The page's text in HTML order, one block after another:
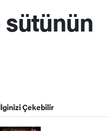
sütünün
Çekebilir